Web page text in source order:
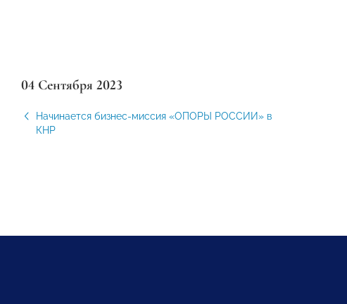
04 Сентября 2023
Начинается бизнес-миссия «ОПОРЫ РОССИИ» в
КНР